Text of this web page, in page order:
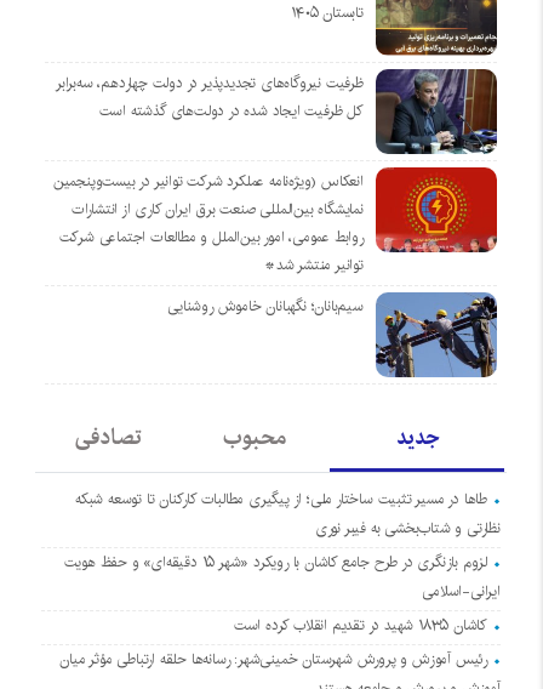
تابستان ۱۴۰۵
ظرفیت نیروگاه‌های تجدیدپذیر در دولت چهاردهم، سه‌برابر
کل ظرفیت ایجاد شده در دولت‌های گذشته است
انعکاس (ویژه‌نامه عملکرد شرکت توانیر در بیست‌وپنجمین
نمایشگاه بین‌المللی صنعت برق ایران کاری از انتشارات
روابط عمومی، امور بین‌الملل و مطالعات اجتماعی شرکت
توانیر منتشر شد*
سیم‌بانان؛ نگهبانان خاموش روشنایی
جدید محبوب تصادفی
طاها در مسیر تثبیت ساختار ملی؛ از پیگیری مطالبات کارکنان تا توسعه شبکه
نظارتی و شتاب‌بخشی به فیبر نوری
لزوم بازنگری در طرح جامع کاشان با رویکرد «شهر ۱۵ دقیقه‌ای» و حفظ هویت
ایرانی-اسلامی
کاشان ۱۸۳۵ شهید در تقدیم انقلاب کرده است
رئیس آموزش و پرورش شهرستان خمینی‌شهر: رسانه‌ها حلقه ارتباطی مؤثر میان